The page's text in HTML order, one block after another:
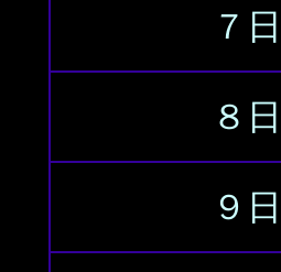
７日
８日
９日